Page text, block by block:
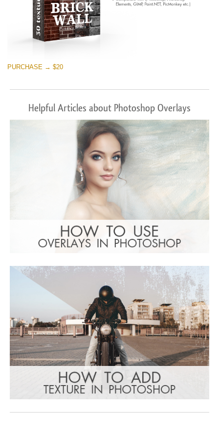
PURCHASE → $20
Helpful Articles about Photoshop Overlays